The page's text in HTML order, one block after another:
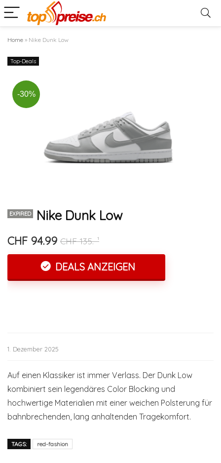
Home » Nike Dunk Low
Top-Deals
-30%
EXPIRED Nike Dunk Low
CHF 94.99 CHF 135.-¹
DEALS ANZEIGEN
1. Dezember 2025
Auf einen Klassiker ist immer Verlass. Der Dunk Low
kombiniert sein legendäres Color Blocking und
hochwertige Materialien mit einer weichen Polsterung für
bahnbrechenden, lang anhaltenden Tragekomfort.
TAGS: red-fashion